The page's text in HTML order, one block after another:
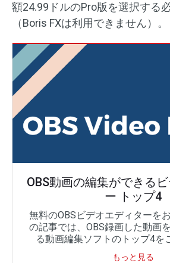
額24.99ドルのPro版を選択する
（Boris FXは利用できません）。
OBS動画の編集ができる
ー トップ4
無料のOBSビデオエディターを
の記事では、OBS録画した動画
る動画編集ソフトのトップ4を
もっと見る